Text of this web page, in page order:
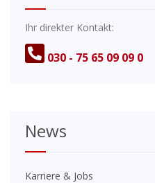
Ihr direkter Kontakt:
030 - 75 65 09 09 0
News
Karriere & Jobs